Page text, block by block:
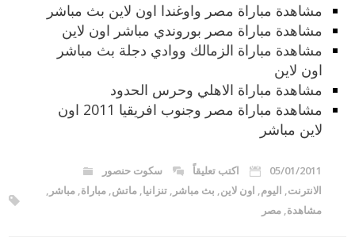
مشاهدة مباراة مصر واوغندا اون لاين بث مباشر
مشاهدة مباراة مصر بوروندي مباشر اون لاين
مشاهدة مباراة الزمالك ووادي دجلة بث مباشر
اون لاين
مشاهدة مباراة الاهلي وحرس الحدود
مشاهدة مباراة مصر وجنوب افريقيا 2011 اون
لاين مباشر
05/01/2011 اكتب تعليقاً
سكوت حنصور
الانترنت, اليوم, اون لاين, بث مباشر ,تنزانيا,ماتش,مباراة,مباشر ,
مشاهدة,مصر